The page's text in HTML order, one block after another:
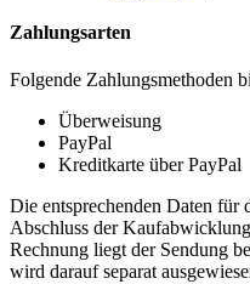
Zahlungsarten
Folgende Zahlungsmethoden
Überweisung
PayPal
Kreditkarte über PayPal
Die entsprechenden Daten für
Abschluss der
Rechnung liegt der Sendung
wird darauf separat